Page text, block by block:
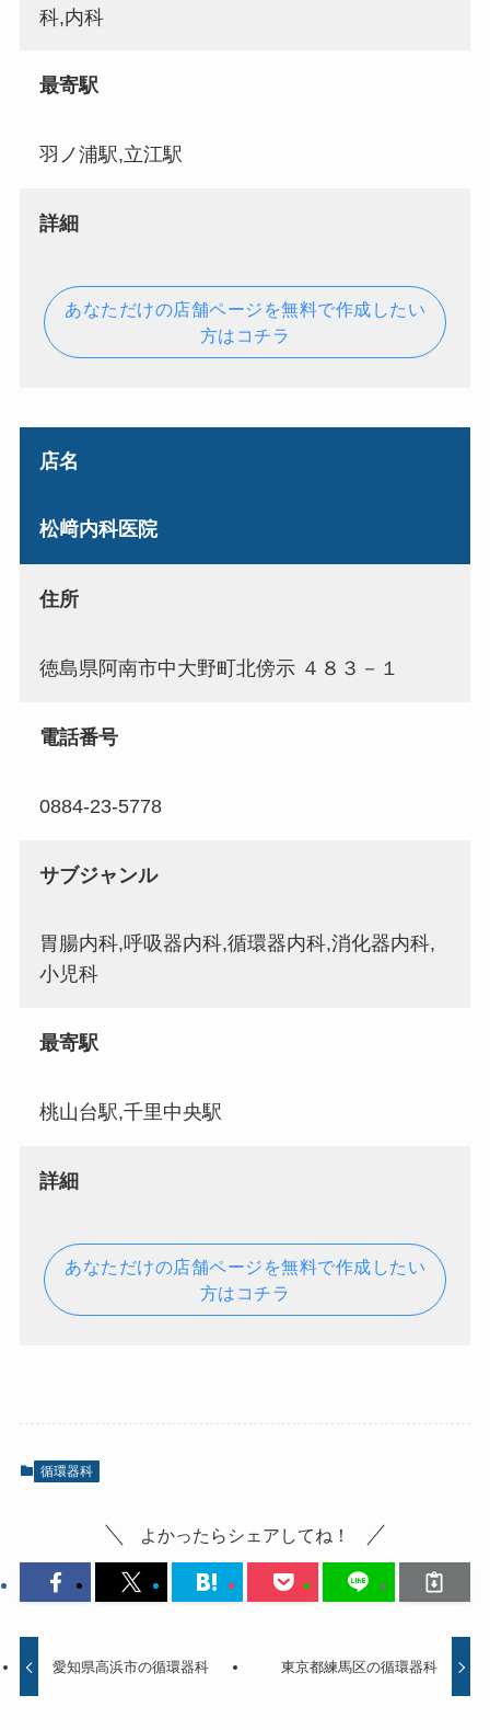
科,内科
最寄駅
羽ノ浦駅,立江駅
詳細
あなただけの店舗ページを無料で作成したい
方はコチラ
店名
松﨑内科医院
住所
徳島県阿南市中大野町北傍示 ４８３－１
電話番号
0884-23-5778
サブジャンル
胃腸内科,呼吸器内科,循環器内科,消化器内科,
小児科
最寄駅
桃山台駅,千里中央駅
詳細
あなただけの店舗ページを無料で作成したい
方はコチラ
循環器科
よかったらシェアしてね！
愛知県高浜市の循環器科 東京都練馬区の循環器科